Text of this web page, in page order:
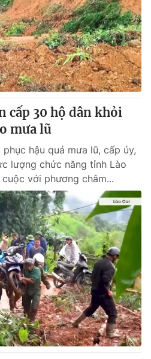
cấp 30 hộ dân khỏi
mưa lũ
hậu quả mưa lũ, cấp ủy,
lượng chức năng tỉnh Lào
với phương châm...